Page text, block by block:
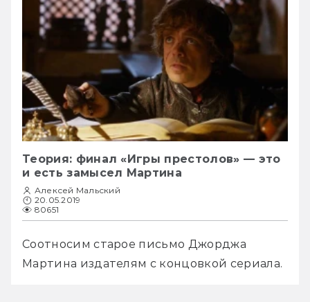
Теория: финал «Игры престолов» — это
и есть замысел Мартина
Алексей Мальский
20.05.2019
80651
Соотносим старое письмо Джорджа
Мартина издателям с концовкой сериала.